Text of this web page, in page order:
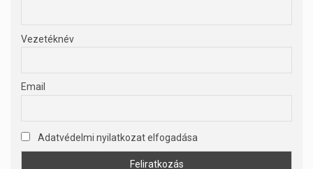
Vezetéknév
Email
Adatvédelmi nyilatkozat elfogadása